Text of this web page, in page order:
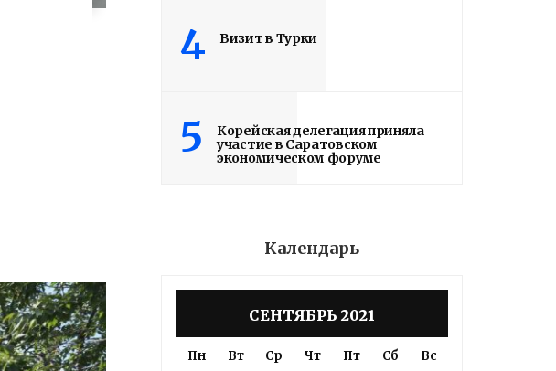
4 Визит в Турки
5
Корейская делегация приняла
участие в Саратовском
экономическом форуме
Календарь
СЕНТЯБРЬ 2021
Пн Вт Ср Чт Пт Сб Вс